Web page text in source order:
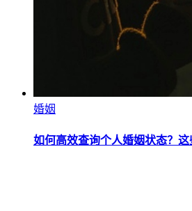
婚姻
如何高效查询个人婚姻状态？